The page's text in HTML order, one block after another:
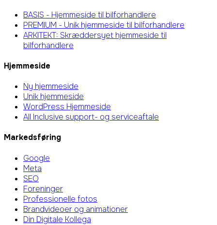
BASIS - Hjemmeside til bilforhandlere
PREMIUM - Unik hjemmeside til bilforhandlere
ARKITEKT: Skræddersyet hjemmeside til
bilforhandlere
Hjemmeside
Ny hjemmeside
Unik hjemmeside
WordPress Hjemmeside
All Inclusive support- og serviceaftale
Markedsføring
Google
Meta
SEO
Foreninger
Professionelle fotos
Brandvideoer og animationer
Din Digitale Kollega